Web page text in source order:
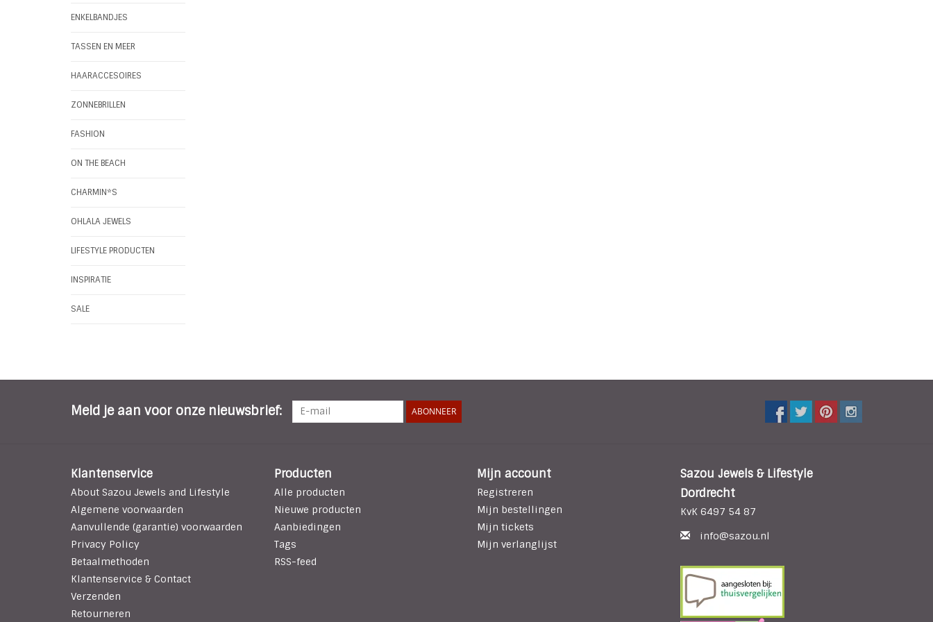
ENKELBANDJES
TASSEN EN MEER
HAARACCESOIRES
ZONNEBRILLEN
FASHION
ON THE BEACH
CHARMIN*S
OHLALA JEWELS
LIFESTYLE PRODUCTEN
INSPIRATIE
SALE
Meld je aan voor onze nieuwsbrief: ABONNEER
Klantenservice
About Sazou Jewels and Lifestyle
Algemene voorwaarden
Aanvullende (garantie) voorwaarden
Privacy Policy
Betaalmethoden
Klantenservice & Contact
Verzenden
Retourneren
Producten
Alle producten
Nieuwe producten
Aanbiedingen
Tags
RSS-feed
Mijn account
Registreren
Mijn bestellingen
Mijn tickets
Mijn verlanglijst
Sazou Jewels & Lifestyle
Dordrecht
KvK 6497 54 87
info@sazou.nl